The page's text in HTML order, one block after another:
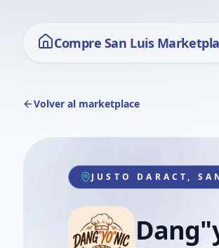
Compre San Luis
Volver al marketplace
JUSTO DARACT,